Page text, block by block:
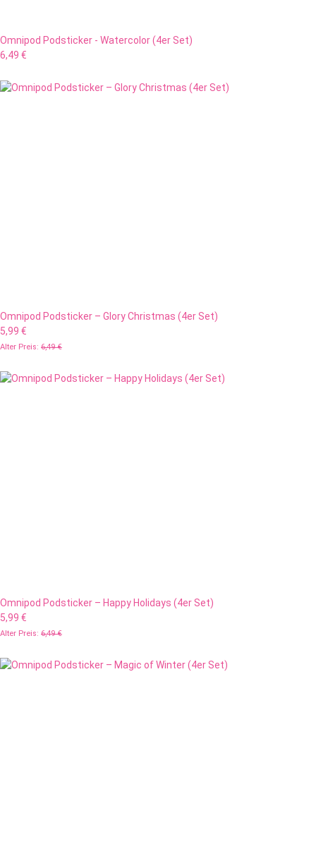
Omnipod Podsticker - Watercolor (4er Set)
6,49 €
Omnipod Podsticker – Glory Christmas (4er Set)
5,99 €
Alter Preis: 6,49 €
Omnipod Podsticker – Happy Holidays (4er Set)
5,99 €
Alter Preis: 6,49 €